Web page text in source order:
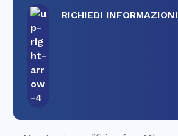
RICHIEDI INFORMAZIONI